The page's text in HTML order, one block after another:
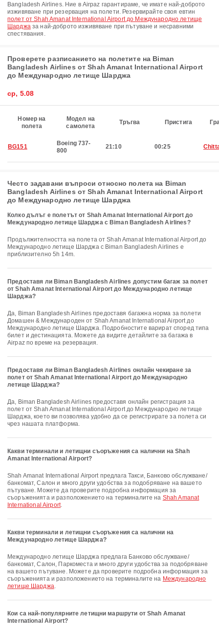
Bangladesh Airlines. Ние в Airpaz гарантираме, че имате най-доброто
изживяване при резервация на полети. Резервирайте своя евтин
полет от Shah Amanat International Airport до Международно летище
Шарджаза най-доброто изживяване при пътуване и несравними
спестявания.
Проверете разписанието на полетите на Biman
Bangladesh Airlines от Shah Amanat International Airport
до Международно летище Шарджа
ср, 5.08
Номер на
полета
Модел на
самолета
Тръгва Пристига
BG151
Boeing 737-
800
21:10 00:25
Често задавани въпроси относно полета на Biman
Bangladesh Airlines от Shah Amanat International Airport
до Международно летище Шарджа
Колко дълъг е полетът от Shah Amanat International Airport до
Международно летище Шарджа с Biman Bangladesh Airlines?
Продължителността на полета от Shah Amanat International Airport до
Международно летище Шарджа с Biman Bangladesh Airlines е
приблизително 5h 14m.
Предоставя ли Biman Bangladesh Airlines допустим багаж за полет
от Shah Amanat International Airport до Международно летище
Шарджа?
Да, Biman Bangladesh Airlines предоставя багажна норма за полети
Домашен & Международен от Shah Amanat International Airport до
Международно летище Шарджа. Подробностите варират според типа
билет и дестинацията. Можете да видите детайлите за багажа в
Airpaz по време на резервация.
Предоставя ли Biman Bangladesh Airlines онлайн чекиране за
полет от Shah Amanat International Airport до Международно
летище Шарджа?
Да, Biman Bangladesh Airlines предоставя онлайн регистрация за
полет от Shah Amanat International Airport до Международно летище
Шарджа, което ви позволява удобно да се регистрирате за полета си
чрез нашата платформа.
Какви терминали и летищни съоръжения са налични на Shah
Amanat International Airport?
Shah Amanat International Airport предлага Такси, Банково обслужване/
банкомат, Салон и много други удобства за подобряване на вашето
пътуване. Можете да проверите подробна информация за
съоръженията и разположението на терминалите на Shah Amanat
International Airport.
Какви терминали и летищни съоръжения са налични на
Международно летище Шарджа?
Международно летище Шарджа предлага Банково обслужване/
банкомат, Салон, Паркоместа и много други удобства за подобряване
на вашето пътуване. Можете да проверите подробна информация за
съоръженията и разположението на терминалите на Международно
летище Шарджа.
Кои са най-популярните летищни маршрути от Shah Amanat
International Airport?